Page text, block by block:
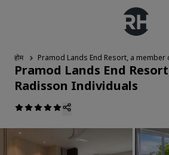
होम Pramod Lands End Resort, a
Pramod Lands End
Radisson Individuals